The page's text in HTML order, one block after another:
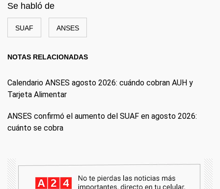
Se habló de
SUAF ANSES
NOTAS RELACIONADAS
Calendario ANSES agosto 2026: cuándo cobran AUH y
Tarjeta Alimentar
ANSES confirmó el aumento del SUAF en agosto 2026:
cuánto se cobra